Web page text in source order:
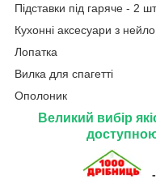
Підставки під гаряче - 2 шт
Кухонні аксесуари з
Лопатка
Вилка для спагетті
Ополоник
Великий вибір
-